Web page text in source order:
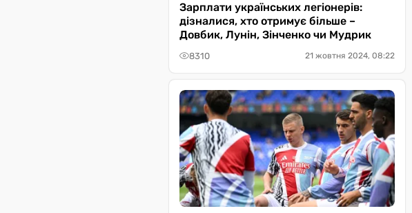
Зарплати українських легіонерів:
дізналися, хто отримує більше –
Довбик, Лунін, Зінченко чи Мудрик
8310 21 жовтня 2024, 08:22